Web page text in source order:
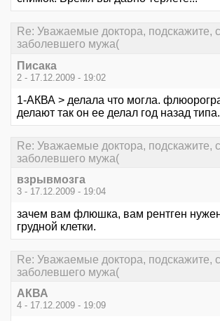
Re: Уважаемые доктора, подскажите,
заболевшего мужа(
Писака
2 - 17.12.2009 - 19:02
1-АКВА > делала что могла.
делают так он ее делал год назад
Re: Уважаемые доктора, подскажите,
заболевшего мужа(
взрывмозга
3 - 17.12.2009 - 19:04
зачем вам флюшка, вам рентген
грудной клетки.
Re: Уважаемые доктора, подскажите,
заболевшего мужа(
АКВА
4 - 17.12.2009 - 19:09